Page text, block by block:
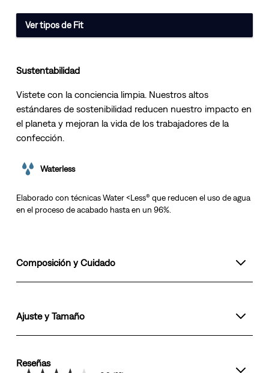
Ver tipos de Fit
Sustentabilidad
Vistete con la conciencia limpia. Nuestros altos
estándares de sostenibilidad reducen nuestro impacto en
el planeta y mejoran la vida de los trabajadores de la
confección.
Waterless
Elaborado con técnicas Water <Less® que reducen el uso de agua
en el proceso de acabado hasta en un 96%.
Composición y Cuidado
Ajuste y Tamaño
Reseñas